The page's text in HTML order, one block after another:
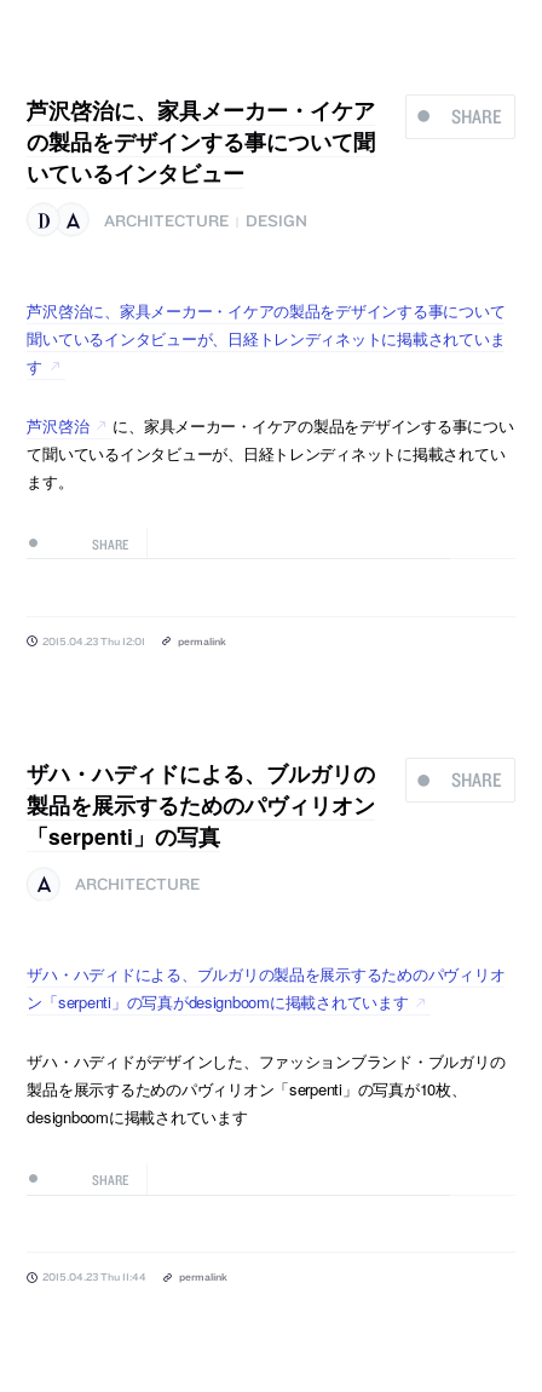
SHARE
芦沢啓治に、家具メーカー・イケア
の製品をデザインする事について聞
いているインタビュー
ARCHITECTURE DESIGN
芦沢啓治に、家具メーカー・イケアの製品をデザインする事について
聞いているインタビューが、日経トレンディネットに掲載されていま
す
芦沢啓治
に、家具メーカー・イケアの製品をデザインする事につい
て聞いているインタビューが、日経トレンディネットに掲載されてい
ます。
SHARE
2015.04.23 Thu 12:01 permalink
SHARE
ザハ・ハディドによる、ブルガリの
製品を展示するためのパヴィリオン
「serpenti」の写真
ARCHITECTURE
ザハ・ハディドによる、ブルガリの製品を展示するためのパヴィリオ
ン「serpenti」の写真がdesignboomに掲載されています
ザハ・ハディドがデザインした、ファッションブランド・ブルガリの
製品を展示するためのパヴィリオン「serpenti」の写真が10枚、
designboomに掲載されています
SHARE
2015.04.23 Thu 11:44 permalink